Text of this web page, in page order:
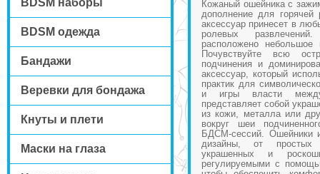
BDSM наборы
BDSM одежда
Бандажи
Веревки для бондажа
Кнуты и плети
Маски на глаза
Кожаный ошейника с
дополнение для горячей
аксессуар принесет в
ролевых
расположено небольшое
Почувствуйте всю
подчинения и
аксессуар, который
практик для
и игры власти
представляет собой
из кожи, металла или
вокруг шеи
БДСМ-сессий. Ошейники
дизайны, от
украшенных и
регулируемыми с